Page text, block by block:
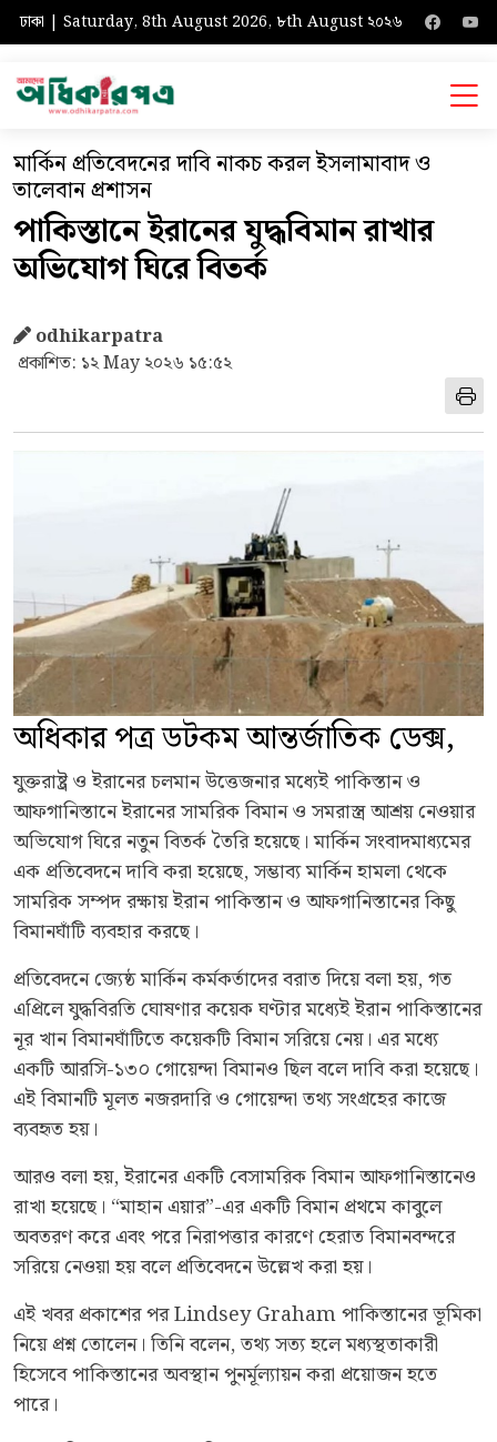
ঢাকা | Saturday, 8th August 2026, ৮th August ২০২৬
মার্কিন প্রতিবেদনের দাবি নাকচ করল ইসলামাবাদ ও
তালেবান প্রশাসন
পাকিস্তানে ইরানের যুদ্ধবিমান রাখার
অভিযোগ ঘিরে বিতর্ক
odhikarpatra
প্রকাশিত: ১২ May ২০২৬ ১৫:৫২
অধিকার পত্র ডটকম আন্তর্জাতিক ডেক্স,
যুক্তরাষ্ট্র ও ইরানের চলমান উত্তেজনার মধ্যেই পাকিস্তান ও
আফগানিস্তানে ইরানের সামরিক বিমান ও সমরাস্ত্র আশ্রয় নেওয়ার
অভিযোগ ঘিরে নতুন বিতর্ক তৈরি হয়েছে। মার্কিন সংবাদমাধ্যমের
এক প্রতিবেদনে দাবি করা হয়েছে, সম্ভাব্য মার্কিন হামলা থেকে
সামরিক সম্পদ রক্ষায় ইরান পাকিস্তান ও আফগানিস্তানের কিছু
বিমানঘাঁটি ব্যবহার করছে।
প্রতিবেদনে জ্যেষ্ঠ মার্কিন কর্মকর্তাদের বরাত দিয়ে বলা হয়, গত
এপ্রিলে যুদ্ধবিরতি ঘোষণার কয়েক ঘণ্টার মধ্যেই ইরান পাকিস্তানের
নূর খান বিমানঘাঁটিতে কয়েকটি বিমান সরিয়ে নেয়। এর মধ্যে
একটি আরসি-১৩০ গোয়েন্দা বিমানও ছিল বলে দাবি করা হয়েছে।
এই বিমানটি মূলত নজরদারি ও গোয়েন্দা তথ্য সংগ্রহের কাজে
ব্যবহৃত হয়।
আরও বলা হয়, ইরানের একটি বেসামরিক বিমান আফগানিস্তানেও
রাখা হয়েছে। “মাহান এয়ার”-এর একটি বিমান প্রথমে কাবুলে
অবতরণ করে এবং পরে নিরাপত্তার কারণে হেরাত বিমানবন্দরে
সরিয়ে নেওয়া হয় বলে প্রতিবেদনে উল্লেখ করা হয়।
এই খবর প্রকাশের পর Lindsey Graham পাকিস্তানের ভূমিকা
নিয়ে প্রশ্ন তোলেন। তিনি বলেন, তথ্য সত্য হলে মধ্যস্থতাকারী
হিসেবে পাকিস্তানের অবস্থান পুনর্মূল্যায়ন করা প্রয়োজন হতে
পারে।